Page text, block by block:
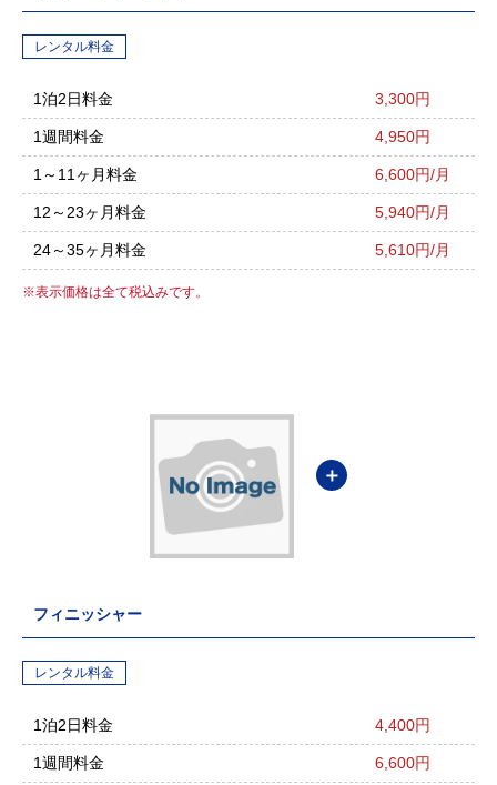
レンタル料金
1泊2日料金 3,300円
1週間料金 4,950円
1～11ヶ月料金 6,600円/月
12～23ヶ月料金 5,940円/月
24～35ヶ月料金 5,610円/月
表示価格は全て税込みです。
＋
フィニッシャー
レンタル料金
1泊2日料金 4,400円
1週間料金 6,600円